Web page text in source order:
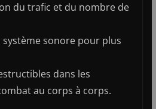
du trafic et du nombre de
sonore pour plus
dans les
au corps à corps.